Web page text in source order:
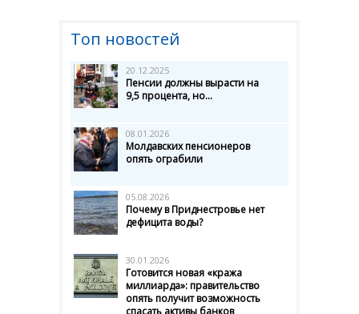
Топ новостей
20.12.2025
Пенсии должны вырасти на
9,5 процента, но...
08.01.2026
Молдавских пенсионеров
опять ограбили
05.08.2026
Почему в Приднестровье нет
дефицита воды?
30.01.2026
Готовится новая «кража
миллиарда»: правительство
опять получит возможность
спасать активы банков